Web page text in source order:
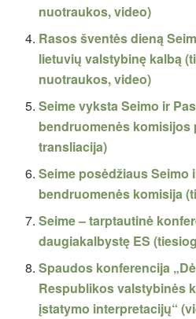
nuotraukos, video)
Rasos šventės dieną
lietuvių valstybinę kalbą
nuotraukos, video)
Seime vyksta Seimo ir
bendruomenės komisijos
transliacija)
Seime posėdžiaus Seimo
bendruomenės komisija
Seime – tarptautinė
daugiakalbystę ES
Spaudos konferencija
Respublikos valstybinės
įstatymo interpretacijų“